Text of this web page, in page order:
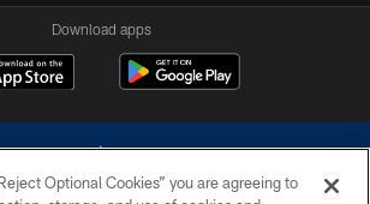
Download apps
Optional Cookies” you are agreeing to